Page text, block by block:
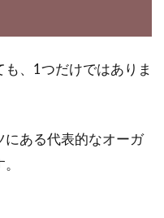
、1つだけではありま
ある代表的なオーガ